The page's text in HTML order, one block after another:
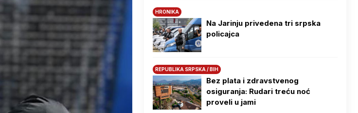
HRONIKA
Na Јarinju privedena tri srpska
policajca
REPUBLIKA SRPSKA / BIH
Bez plata i zdravstvenog
osiguranja: Rudari treću noć
proveli u jami